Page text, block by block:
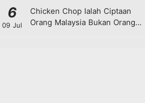
6
09 Jul
Chicken Chop Ialah Ciptaan
Orang Malaysia Bukan Orang